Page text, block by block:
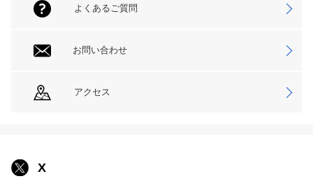
よくあるご質問
お問い合わせ
アクセス
X